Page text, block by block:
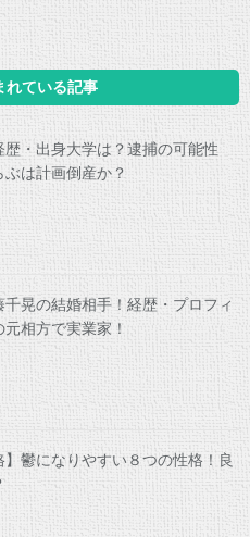
れている記事
歴・出身大学は？逮捕の可能性
ぶは計画倒産か？
晃の結婚相手！経歴・プロフィ
相方で実業家！
】鬱になりやすい８つの性格！良